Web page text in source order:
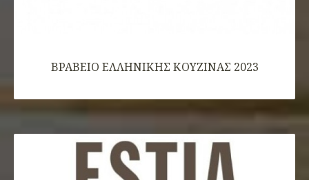
ΒΡΑΒΕΙΟ ΕΛΛHΝΙΚΗΣ ΚΟΥΖΙΝΑΣ 2023